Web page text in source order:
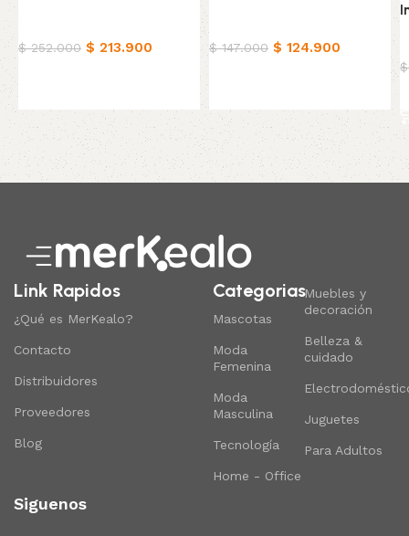
$252.000 $ 213.900 $147.000 $ 124.900
$
Read More
Link Rapidos
¿Qué es MerKealo?
Contacto
Distribuidores
Proveedores
Blog
Categorias
Mascotas
Moda
Femenina
Moda
Masculina
Tecnología
Home - Office
Muebles y
decoración
Belleza &
cuidado
Juguetes
Para Adultos
Siguenos